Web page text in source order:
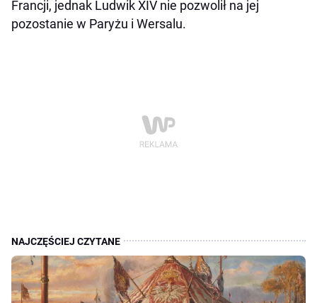
Francji, jednak Ludwik XIV nie pozwolił na jej
pozostanie w Paryżu i Wersalu.